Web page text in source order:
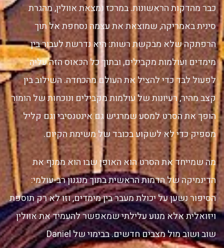
כבר מהדקות הראשונות. במרכז נמצאת אוולין, מהגרת
סינית באמריקה, שמוצאת את עצמה נסחפת אל תוך
הרפתקה שלא מבקשת רשות: היא נדרשת לעבור בין
מימדים ועולמות מקבילים, ובתוך כל הכאוס הזה עליה
לפעול לבד כדי להציל את העולם מהכחדה. השילוב בין
קצב מהיר, רעיונות של עולמות מקבילים ונוכחות של הומור
הופך את הסרט למסע שמרגיש גם אינטנסיבי וגם קליל
מספיק כדי לא לשקוע בכובד של משימת הקיום.
מה שמייחד את הסרט הוא האופן שבו הוא ממנף את
הדינמיקה של הדמות הראשית בתוך מנגנון רב-עולמי:
הסיפור נשען על יכולת מעבר בין מימדים, וזו לא רק תוספת
ויזואלית אלא מנוע עלילתי שמאפשר להעמיד את אוולין
שוב ושוב מול מצבים חדשים. בבימוי של Daniel